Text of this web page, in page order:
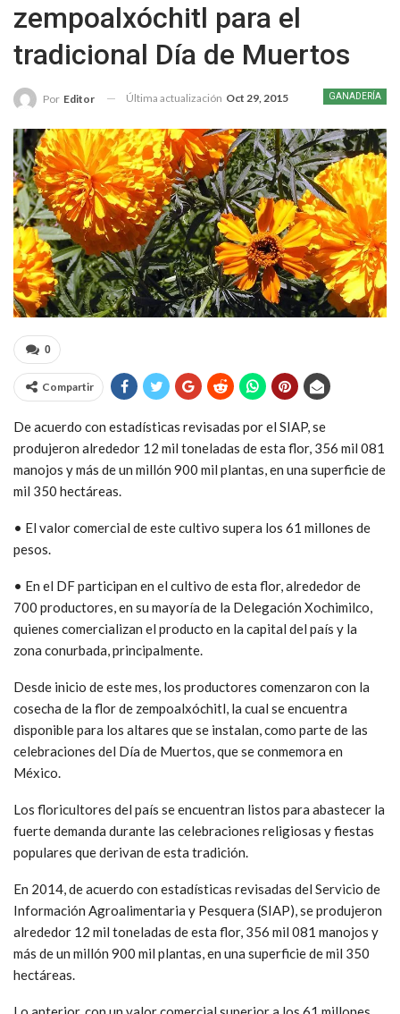
zempoalxóchitl para el
tradicional Día de Muertos
GANADERÍA
Por Editor Última actualización Oct 29, 2015
0
Compartir
De acuerdo con estadísticas revisadas por el SIAP, se
produjeron alrededor 12 mil toneladas de esta flor, 356 mil 081
manojos y más de un millón 900 mil plantas, en una superficie de
mil 350 hectáreas.
• El valor comercial de este cultivo supera los 61 millones de
pesos.
• En el DF participan en el cultivo de esta flor, alrededor de
700 productores, en su mayoría de la Delegación Xochimilco,
quienes comercializan el producto en la capital del país y la
zona conurbada, principalmente.
Desde inicio de este mes, los productores comenzaron con la
cosecha de la flor de zempoalxóchitl, la cual se encuentra
disponible para los altares que se instalan, como parte de las
celebraciones del Día de Muertos, que se conmemora en
México.
Los floricultores del país se encuentran listos para abastecer la
fuerte demanda durante las celebraciones religiosas y fiestas
populares que derivan de esta tradición.
En 2014, de acuerdo con estadísticas revisadas del Servicio de
Información Agroalimentaria y Pesquera (SIAP), se produjeron
alrededor 12 mil toneladas de esta flor, 356 mil 081 manojos y
más de un millón 900 mil plantas, en una superficie de mil 350
hectáreas.